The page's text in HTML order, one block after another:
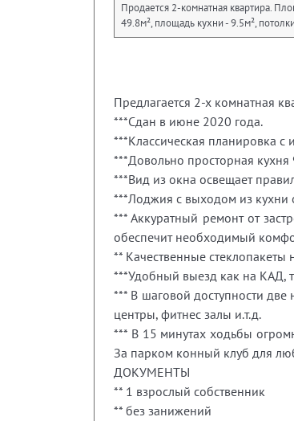
Продается 2-комнатная квартира.
49.8м², площадь кухни - 9.5м²,
Предлагается 2-х комнатная
***Сдан в июне 2020 года.
***Классическая планировка
***Довольно просторная
***Вид из окна освещает
***Лоджия с выходом из кухни
*** Аккуратный ремонт от
обеспечит необходимый
** Качественные стеклопакеты
***Удобный выезд как на КАД,
*** В шаговой доступности
центры, фитнес залы и.т.д.
*** В 15 минутах ходьбы
За парком конный клуб для
ДОКУМЕНТЫ
** 1 взрослый собственник
** без занижений